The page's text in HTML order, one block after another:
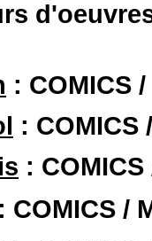
: COMICS
: COMICS
:
/